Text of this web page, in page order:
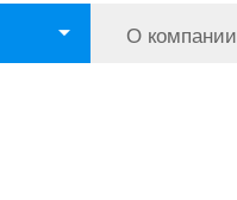
О компании